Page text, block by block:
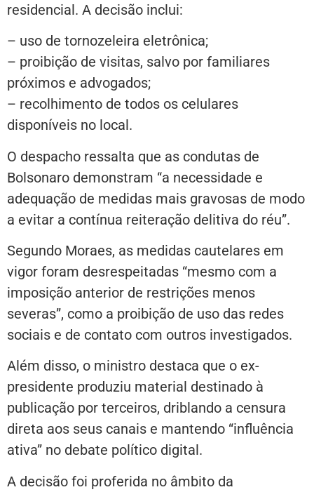
residencial. A decisão inclui:
– uso de tornozeleira eletrônica;
– proibição de visitas, salvo por familiares
próximos e advogados;
– recolhimento de todos os celulares
disponíveis no local.
O despacho ressalta que as condutas de
Bolsonaro demonstram “a necessidade e
adequação de medidas mais gravosas de modo
a evitar a contínua reiteração delitiva do réu”.
Segundo Moraes, as medidas cautelares em
vigor foram desrespeitadas “mesmo com a
imposição anterior de restrições menos
severas”, como a proibição de uso das redes
sociais e de contato com outros investigados.
Além disso, o ministro destaca que o ex-
presidente produziu material destinado à
publicação por terceiros, driblando a censura
direta aos seus canais e mantendo “influência
ativa” no debate político digital.
A decisão foi proferida no âmbito da